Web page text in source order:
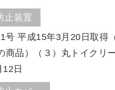
止装置
号 平成15年3月20日取
商品）（３）丸トイク
日